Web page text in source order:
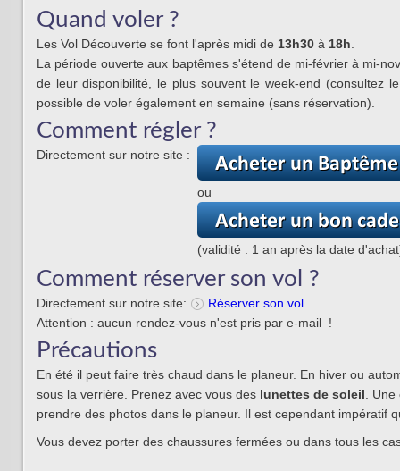
Quand voler ?
Les Vol Découverte se font l'après midi de 13h30 à 18h
La période ouverte aux baptêmess'étend de mi-février à mi-
de leur disponibilité, le plus souvent le week-end (consultez
possible de voler également en semaine (sans réservation).
Comment régler ?
Directement sur notre site :
ou
(validité : 1 an après la date
Comment réserver son vol ?
Directement sur notre site:
Réserver son vol
Attention : aucun rendez-vous n'est pris par e-mail !
Précautions
En été il peut faire très chaud dans le planeur. En hiver ou
sous la verrière. Prenez avec vous des lunettes de soleil . Une
prendre des photos dans le planeur. Il est cependant impératif
Vous devez porter des chaussures fermées ou dans tous les